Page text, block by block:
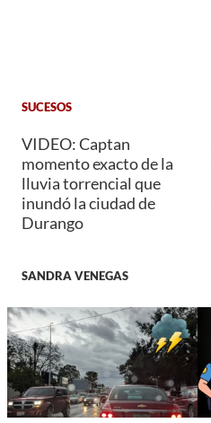
SUCESOS
VIDEO: Captan
momento exacto de la
lluvia torrencial que
inundó la ciudad de
Durango
SANDRA VENEGAS